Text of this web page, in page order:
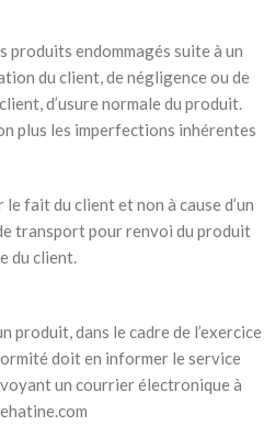
produits endommagés suite à un
du client, de négligence ou de
d’usure normale du produit.
plus les imperfections inhérentes
fait du client et non à cause d’un
transport pour renvoi du produit
du client.
produit, dans le cadre de l’exercice
doit en informer le service
un courrier électronique à